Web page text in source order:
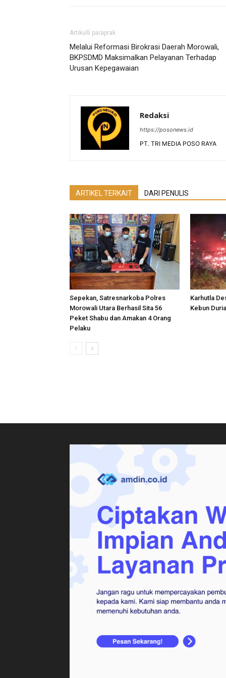
Artikulli paraprak
Melalui Reformasi Birokrasi Daerah Morowali,
BKPSDMD Maksimalkan Pelayanan Terhadap
Urusan Kepegawaian
Redaksi
https://posonews.id
PT. TRI MEDIA POSO RAYA
ARTIKEL TERKAIT DARI PENULIS
Sepekan, Satresnarkoba Polres
Morowali Utara Berhasil Sita 56
Peket Shabu dan Amakan 4 Orang
Pelaku
Karhutla
Kebun